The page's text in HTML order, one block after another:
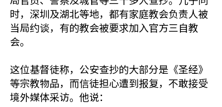
时，深圳及湖北等地，都有家庭教会负责人被
当局约谈，有的教会被要求加入官方三自教
会。
这位基督徒称，公安查抄的大部分是《圣经》
等宗教物品，而信徒担心遭到报复，不敢接受
境外媒体采访。他说：